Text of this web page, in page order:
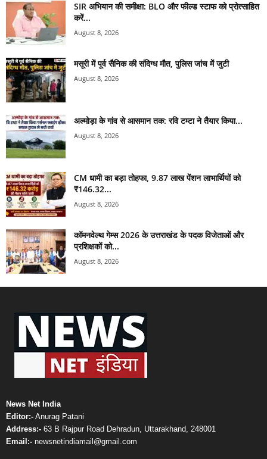
SIR अभियान की समीक्षा: BLO और फील्ड स्टाफ को प्रोत्साहित
करें...
August 8, 2026
मसूरी में पूर्व सैनिक की संदिग्ध मौत, पुलिस जांच में जुटी
August 8, 2026
अल्मोड़ा के गांव से आसमान तक: रवि टम्टा ने तैयार किया...
August 8, 2026
CM धामी का बड़ा तोहफा, 9.87 लाख पेंशन लाभार्थियों को
₹146.32...
August 8, 2026
कॉमनवेल्थ गेम्स 2026 के उत्तराखंड के पदक विजेताओं और
प्रशिक्षकों को...
August 8, 2026
News Net India
Editor:- Anurag Patani
Address:- 63 B Rajpur Road Dehradun, Uttarakhand, 248001
Email:- newsnetindiamail@gmail.com